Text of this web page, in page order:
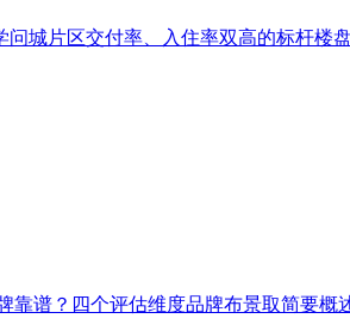
城片区交付率、入住率双高的标杆楼
谱？四个评估维度品牌布景取简要概